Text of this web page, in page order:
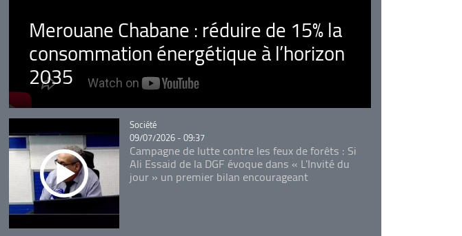
Merouane Chabane : réduire de 15% la
consommation énergétique à l’horizon
2035
Catégorie
Société
09/07/2026 - 09:37
Campagne de lutte contre les feux de forêts : Si
Ali Essaid de la DGF évoque dans « L'Invité du
jour » un premier bilan encourageant